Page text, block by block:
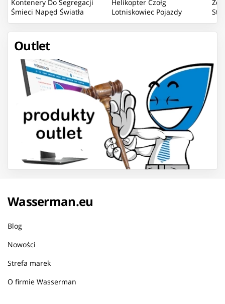
Kontenery Do Segregacji
Śmieci Napęd Światła
Dźwięk
Helikopter Czołg
Lotniskowiec Pojazdy
Bojowe Mix
Outlet
Wasserman.eu
Blog
Nowości
Strefa marek
O firmie Wasserman